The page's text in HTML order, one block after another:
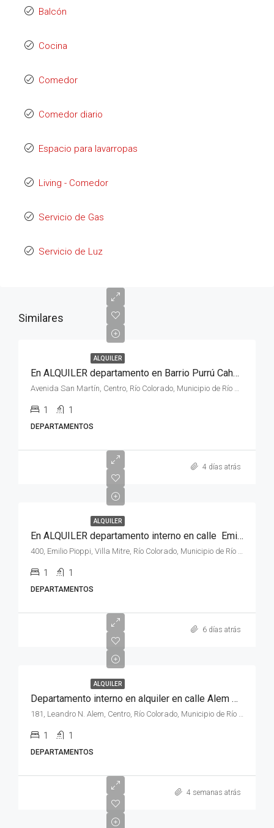
Balcón
Cocina
Comedor
Comedor diario
Espacio para lavarropas
Living - Comedor
Servicio de Gas
Servicio de Luz
Similares
ALQUILER
En ALQUILER departamento en Barrio Purrú Cahue , entrada 4 planta baja , de la ciudad de Río Colorado
Avenida San Martín, Centro, Río Colorado, Municipio de Río Colorado, Departamento Pichi Mahuida, Río Negro, 8138, Argentina
1 1
DEPARTAMENTOS
4 días atrás
ALQUILER
En ALQUILER departamento interno en calle Emilio Pioppi al 400, de la ciudad de Río Colorado
400, Emilio Pioppi, Villa Mitre, Río Colorado, Municipio de Río Colorado, Departamento Pichi Mahuida, Río Negro, 8138, Argentina
1 1
DEPARTAMENTOS
6 días atrás
ALQUILER
Departamento interno en alquiler en calle Alem N° 181 , Depto. “3” de la ciudad de Rio Colorado .
181, Leandro N. Alem, Centro, Río Colorado, Municipio de Río Colorado, Departamento Pichi Mahuida, Río Negro, 8138, Argentina
1 1
DEPARTAMENTOS
4 semanas atrás